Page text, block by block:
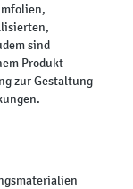
sind
Produkt
zur Gestaltung